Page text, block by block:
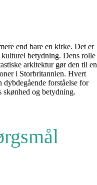
end bare en kirke. Det er
betydning. Dens rolle
arkitektur gør den til en
i Storbritannien. Hvert
dybdegående forståelse for
og betydning.